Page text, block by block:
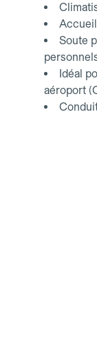
Soute
Idéal
aéroport